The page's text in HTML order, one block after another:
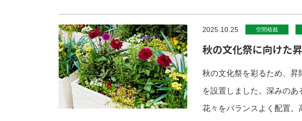
2025.10.25 空間植栽
秋の文化祭に向けた
秋の文化祭を彩るため、昇
を設置しました。深みの
花々をバランスよく配置。